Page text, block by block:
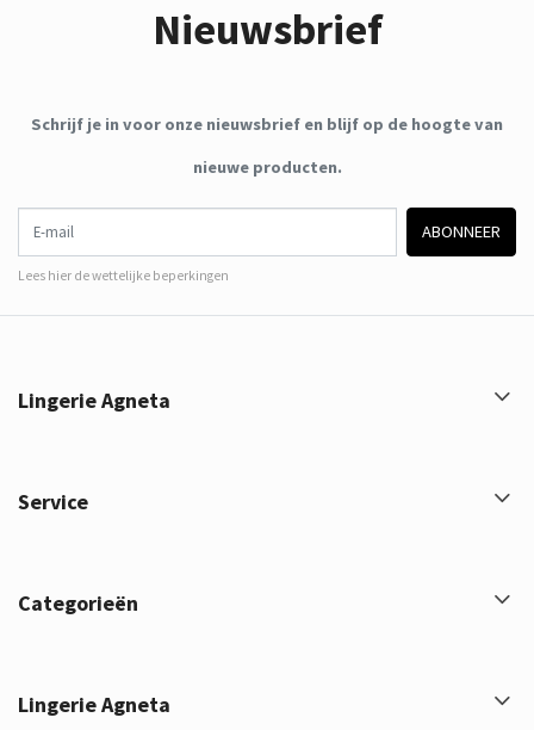
Nieuwsbrief
Schrijf je in voor onze nieuwsbrief en blijf op de hoogte van
nieuwe producten.
ABONNEER
Lees hier de wettelijke beperkingen
Lingerie Agneta
Service
Categorieën
Lingerie Agneta